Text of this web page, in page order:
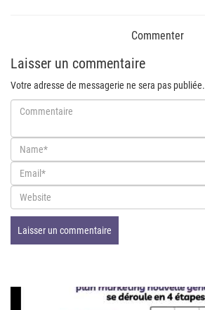
Commenter
Laisser un commentaire
Votre adresse de messagerie ne sera pas publiée.